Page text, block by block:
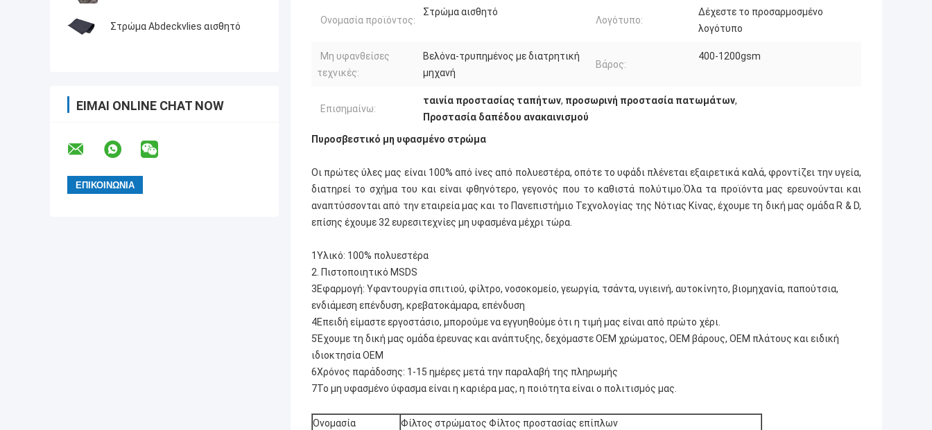
Στρώμα Abdeckvlies αισθητό
ΕΊΜΑΙ ONLINE CHAT NOW
Ονομασία προϊόντος:
Στρώμα αισθητό
Λογότυπο:
Δέχεστε το προσαρμοσμένο
λογότυπο
Μη υφανθείσες
τεχνικές:
Βελόνα-τρυπημένος με διατρητική
μηχανή
Βάρος:
400-1200gsm
Επισημαίνω:
ταινία προστασίας ταπήτων, προσωρινή προστασία πατωμάτων,
Προστασία δαπέδου ανακαινισμού
Πυροσβεστικό μη υφασμένο στρώμα
Οι πρώτες ύλες μας είναι 100% από ίνες από πολυεστέρα, οπότε το υφάδι πλένεται εξαιρετικά καλά, φροντίζει την υγεία,
διατηρεί το σχήμα του και είναι φθηνότερο, γεγονός που το καθιστά πολύτιμο.Όλα τα προϊόντα μας ερευνούνται και
αναπτύσσονται από την εταιρεία μας και το Πανεπιστήμιο Τεχνολογίας της Νότιας Κίνας, έχουμε τη δική μας ομάδα R & D,
επίσης έχουμε 32 ευρεσιτεχνίες μη υφασμένα μέχρι τώρα.
1Υλικό: 100% πολυεστέρα
2. Πιστοποιητικό MSDS
3Εφαρμογή: Υφαντουργία σπιτιού, φίλτρο, νοσοκομείο, γεωργία, τσάντα, υγιεινή, αυτοκίνητο, βιομηχανία, παπούτσια,
ενδιάμεση επένδυση, κρεβατοκάμαρα, επένδυση
4Επειδή είμαστε εργοστάσιο, μπορούμε να εγγυηθούμε ότι η τιμή μας είναι από πρώτο χέρι.
5Έχουμε τη δική μας ομάδα έρευνας και ανάπτυξης, δεχόμαστε OEM χρώματος, OEM βάρους, OEM πλάτους και ειδική
ιδιοκτησία OEM
6Χρόνος παράδοσης: 1-15 ημέρες μετά την παραλαβή της πληρωμής
7Το μη υφασμένο ύφασμα είναι η καριέρα μας, η ποιότητα είναι ο πολιτισμός μας.
Ονομασία
Φίλτος στρώματος Φίλτος προστασίας επίπλων